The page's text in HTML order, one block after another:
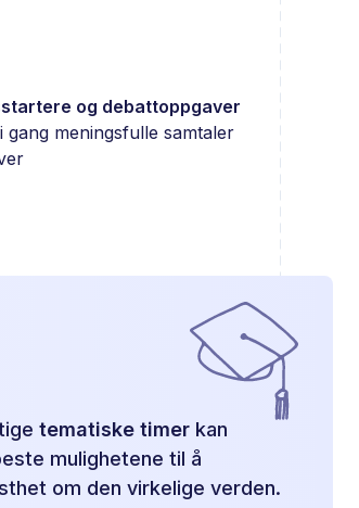
og debattoppgaver
gang meningsfulle samtaler
tematiske timer kan
mulighetene til å
om den virkelige verden.